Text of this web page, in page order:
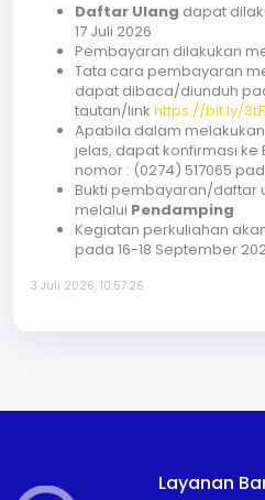
Daftar Ulang dapat
17 Juli 2026
Pembayaran dilakukan
Tata cara pembayaran
dapat dibaca/diunduh
tautan/link https://bit.ly/
Apabila dalam
jelas, dapat konfirmasi ke
nomor : (0274) 517065
Bukti pembayaran/daftar
melalui Pendamping
Kegiatan perkuliahan
pada 16-18 September
3 Juli 2026, 10:57:26
Layanan